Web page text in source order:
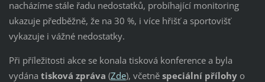
nacházíme stále řadu nedostatků, probíhající monitoring
ukazuje předběžně, že na 30 %, i více hřišť a sportovišť
vykazuje i vážné nedostatky.
Při příležitosti akce se konala tisková konference a byla
vydána tisková zpráva (Zde), včetně speciální přílohyo